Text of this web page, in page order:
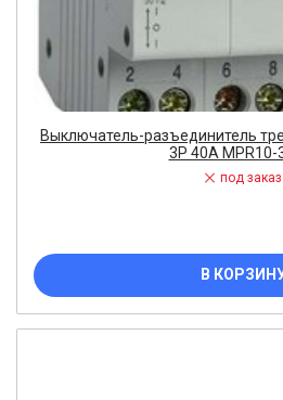
Выключатель-разъединитель
3P 40А MPR10-
под заказ
В